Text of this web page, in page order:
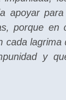
apoyar
porque en
cada
y